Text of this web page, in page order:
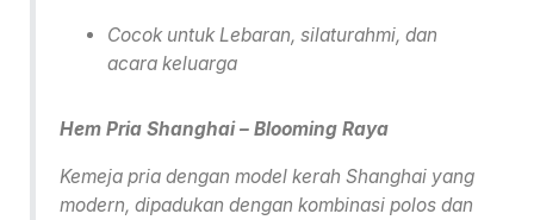
Cocok untuk Lebaran, silaturahmi, dan
acara keluarga
Hem Pria Shanghai – Blooming Raya
Kemeja pria dengan model kerah Shanghai yang
modern, dipadukan dengan kombinasi polos dan